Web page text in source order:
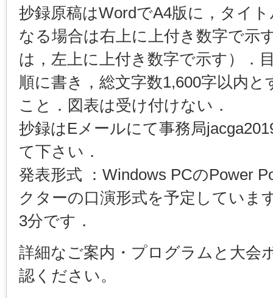
抄録原稿はWordでA4版に，タイ
なる場合は右上に上付き数字で示
は，左上に上付き数字で示す）．
順に書き，総文字数1,600字以内
こと．図表は受け付けない．
抄録はEメールにて事務局
て下さい．
発表形式 ：Windows PCのPower
クターの口演形式を予定していま
3分です．
詳細なご案内・プログラムと大会
認ください。